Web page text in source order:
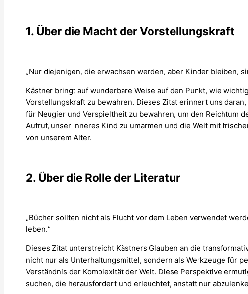
1. Über die Macht der Vorstellungskraft
„Nur diejenigen, die erwachsen werden, aber Kinder bleiben,
Kästner bringt auf wunderbare Weise auf den Punkt, wie
Vorstellungskraft zu bewahren. Dieses Zitat erinnert uns
für Neugier und Verspieltheit zu bewahren, um den Reichtum
Aufruf, unser inneres Kind zu umarmen und die Welt mit
von unserem Alter.
2. Über die Rolle der Literatur
„Bücher sollten nicht als Flucht vor dem Leben verwendet
leben.“
Dieses Zitat unterstreicht Kästners Glauben an die
nicht nur als Unterhaltungsmittel, sondern als Werkzeuge für
Verständnis der Komplexität der Welt. Diese Perspektive
suchen, die herausfordert und erleuchtet, anstatt nur